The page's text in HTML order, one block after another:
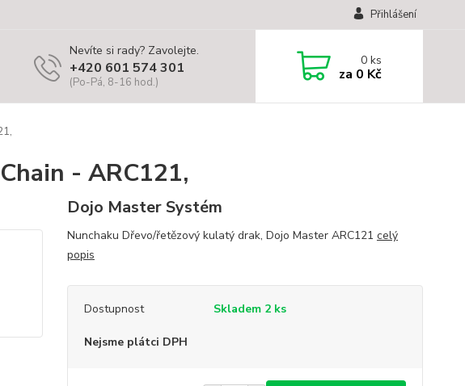
Přihlášení
Nevíte si rady? Zavolejte.
+420 601 574 301
(Po-Pá, 8-16 hod.)
0ks
za 0 Kč
- ARC121,
Dojo Master Systém
Nunchaku Dřevo/řetězový kulatý drak, Dojo Master ARC121 celý
popis
Dostupnost Skladem 2 ks
Nejsme plátci DPH